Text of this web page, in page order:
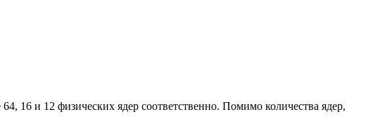
16 и 12 физических ядер соответственно. Помимо количества ядер,